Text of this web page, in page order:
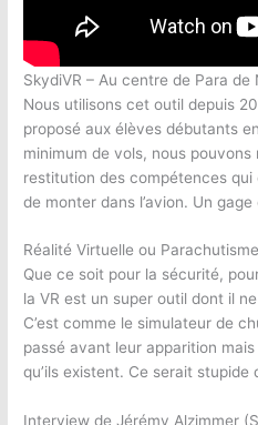
SkydiVR – Au centre de Para de
Nous utilisons cet outil depuis
proposé aux élèves débutants
minimum de vols, nous pouvons
restitution des compétences
de monter dans l’avion. Un
Réalité Virtuelle ou
Que ce soit pour la sécurité,
la VR est un super outil dont il
C’est comme le simulateur de
passé avant leur apparition
qu’ils existent. Ce serait stupide
Interview de Jérémy Alzimmer